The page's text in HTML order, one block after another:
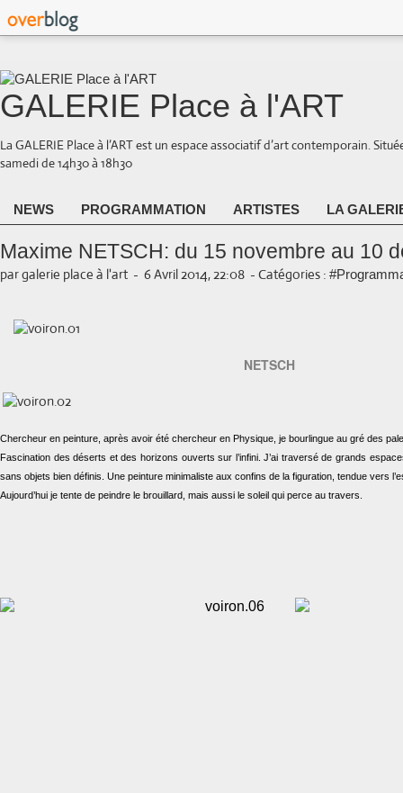
GALERIE Place à l'ART
La GALERIE Place à l’ART est un espace associatif d’art contemporain.
samedi de 14h30 à 18h30
NEWS PROGRAMMATION ARTISTES LA
Maxime NETSCH: du 15 novembre au 10
par galerie place à l'art - 6 Avril 2014, 22:08 - Catégories :
NETSCH
Chercheur en peinture, après avoir été chercheur en Physique, je bourlingue au gré des
Fascination des déserts et des horizons ouverts sur l’infini. J’ai traversé de grands
sans objets bien définis. Une peinture minimaliste aux confins de la figuration, tendue vers
Aujourd’hui je tente de peindre le brouillard, mais aussi le soleil qui perce au travers.